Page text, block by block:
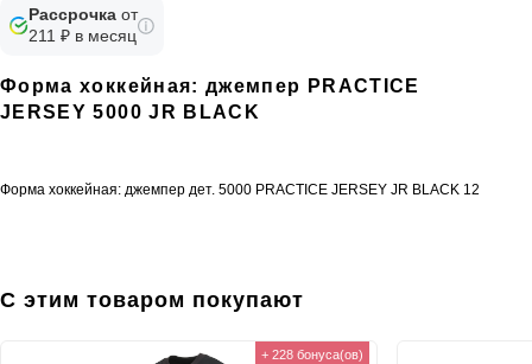
Рассрочка от
211 ₽ в месяц
Форма хоккейная: джемпер PRACTICE
JERSEY 5000 JR BLACK
Форма хоккейная: джемпер дет. 5000 PRACTICE JERSEY JR BLACK 12
С этим товаром покупают
+ 228 бонуса(ов)